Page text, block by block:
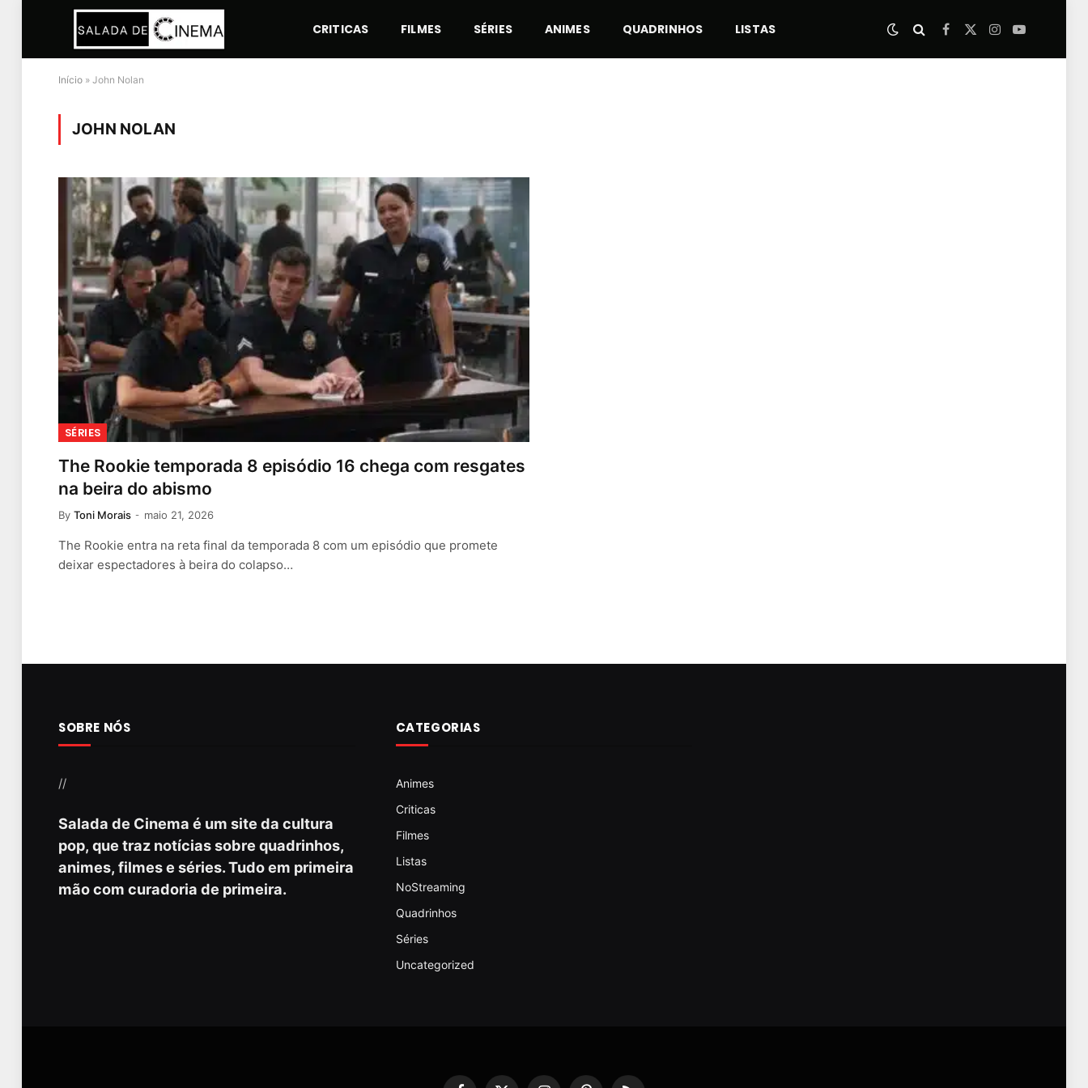
CRITICAS FILMES SÉRIES ANIMES QUADRINHOS LISTAS Facebook
X
Instagram
YouTube
Início » John Nolan
JOHN NOLAN
SÉRIES
The Rookie temporada 8 episódio 16 chega com resgates
na beira do abismo
By Toni Morais maio 21, 2026
The Rookie entra na reta final da temporada 8 com um episódio que promete
deixar espectadores à beira do colapso…
SOBRE NÓS
//
Salada de Cinema é um site da cultura
pop, que traz notícias sobre quadrinhos,
animes, filmes e séries. Tudo em primeira
mão com curadoria de primeira.
CATEGORIAS
Animes
Criticas
Filmes
Listas
NoStreaming
Quadrinhos
Séries
Uncategorized